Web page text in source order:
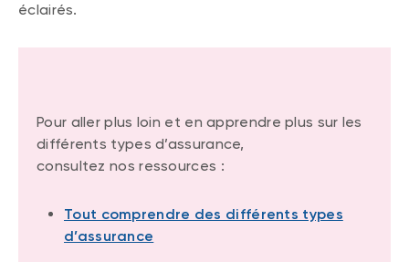
éclairés.
Pour aller plus loin et en apprendre plus sur les
différents types d’assurance,
consultez nos ressources :
Tout comprendre des différents types
d’assurance